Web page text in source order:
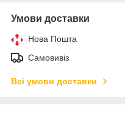
Умови доставки
Нова Пошта
Самовивіз
Всі умови доставки